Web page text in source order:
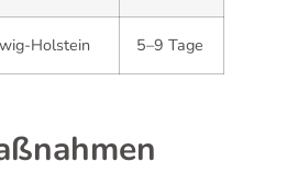
Holstein 5–9 Tage